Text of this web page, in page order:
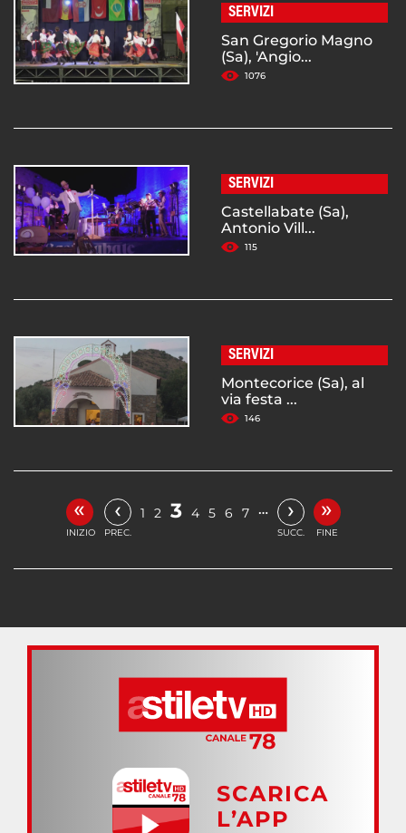
SERVIZI
San Gregorio Magno
(Sa), 'Angio...
1076
SERVIZI
Castellabate (Sa),
Antonio Vill...
115
SERVIZI
Montecorice (Sa), al
via festa ...
146
«
INIZIO
‹
PREC.
1 2 3 4 5 6 7 … ›
SUCC.
»
FINE
SCARICA
L’APP